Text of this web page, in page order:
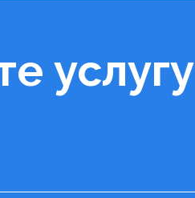
услугу